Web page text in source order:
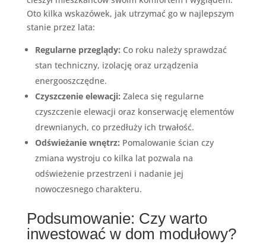
Oto kilka wskazówek, jak utrzymać go w najlepszym
stanie przez lata:
Regularne przeglądy: Co roku należy sprawdzać
stan techniczny, izolację oraz urządzenia
energooszczędne.
Czyszczenie elewacji: Zaleca się regularne
czyszczenie elewacji oraz konserwację elementów
drewnianych, co przedłuży ich trwałość.
Odświeżanie wnętrz: Pomalowanie ścian czy
zmiana wystroju co kilka lat pozwala na
odświeżenie przestrzeni i nadanie jej
nowoczesnego charakteru.
Podsumowanie: Czy warto
inwestować w dom modułowy?